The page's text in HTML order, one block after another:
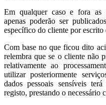
Em qualquer caso e fora as
apenas poderão ser
específico do cliente por
Com base no que ficou dito
relembra que se o cliente não
relativamente ao
utilizar posteriormente
dados pessoais sensíveis
registo, prestando o necessário